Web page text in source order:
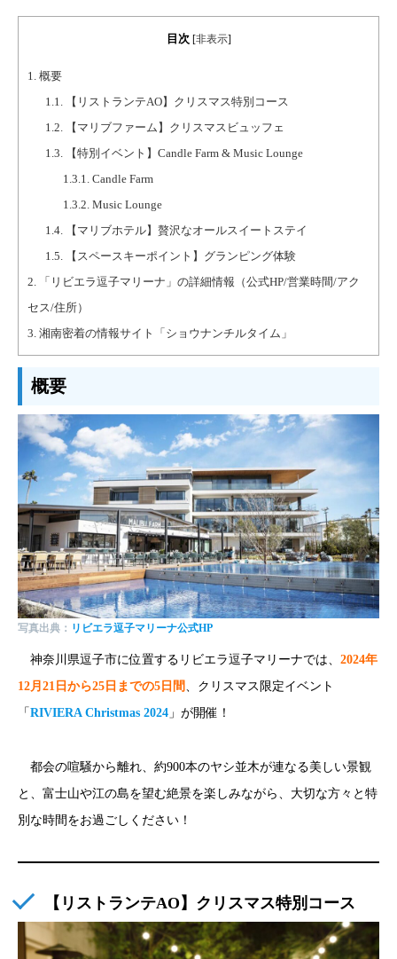
目次 [非表示]
1. 概要
1.1.【リストランテAO】クリスマス特別コース
1.2.【マリブファーム】クリスマスビュッフェ
1.3.【特別イベント】Candle Farm & Music Lounge
1.3.1.Candle Farm
1.3.2.Music Lounge
1.4.【マリブホテル】贅沢なオールスイートステイ
1.5.【スペースキーポイント】グランピング体験
2. 「リビエラ逗子マリーナ」の詳細情報（公式HP/営業時間/アク
セス/住所）
3. 湘南密着の情報サイト「ショウナンチルタイム」
概要
写真出典： リビエラ逗子マリーナ公式HP
神奈川県逗子市に位置するリビエラ逗子マリーナでは、 2024年
12月21日から25日までの5日間 、クリスマス限定イベント
「 RIVIERA Christmas 2024 」が開催！
都会の喧騒から離れ、約900本のヤシ並木が連なる美しい景観
と、富士山や江の島を望む絶景を楽しみながら、大切な方々と特
別な時間をお過ごしください！
【リストランテAO】クリスマス特別コース